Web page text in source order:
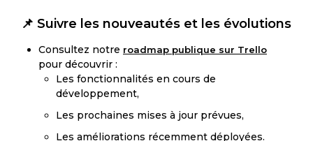
📌 Suivre les nouveautés et les évolutions
Consultez notre roadmap publique sur Trello
pour découvrir :
Les fonctionnalités en cours de
développement,
Les prochaines mises à jour prévues,
Les améliorations récemment déployées.